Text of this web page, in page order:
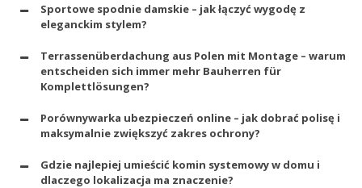
Sportowe spodnie damskie – jak łączyć wygodę z
eleganckim stylem?
Terrassenüberdachung aus Polen mit Montage – warum
entscheiden sich immer mehr Bauherren für
Komplettlösungen?
Porównywarka ubezpieczeń online – jak dobrać polisę i
maksymalnie zwiększyć zakres ochrony?
Gdzie najlepiej umieścić komin systemowy w domu i
dlaczego lokalizacja ma znaczenie?